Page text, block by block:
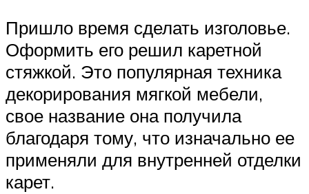
Пришло время сделать изголовье.
Оформить его решил каретной
стяжкой. Это популярная техника
декорирования мягкой мебели,
свое название она получила
благодаря тому, что изначально ее
применяли для внутренней отделки
карет.